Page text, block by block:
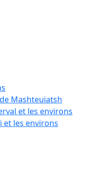
Mashteuiatsh
et les environs
et les environs